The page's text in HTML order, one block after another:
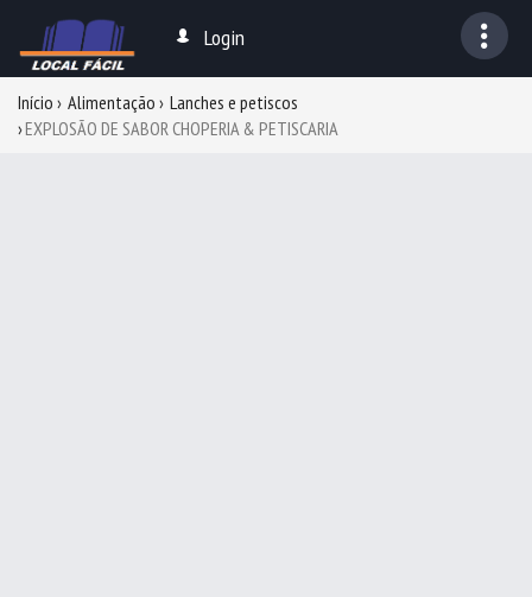
Login
Início Alimentação
Lanches e petiscos
EXPLOSÃO DE SABOR CHOPERIA & PETISCARIA